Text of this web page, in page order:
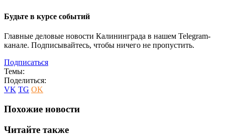
Будьте в курсе событий
Главные деловые новости Калининграда в нашем Telegram-
канале. Подписывайтесь, чтобы ничего не пропустить.
Подписаться
Темы:
Поделиться:
VK TG OK
Похожие новости
Читайте также